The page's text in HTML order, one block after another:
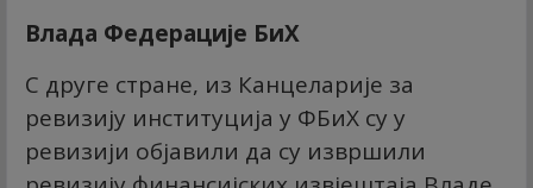
Влада Федерације БиХ
С друге стране, из Канцеларије за
ревизију институција у ФБиХ су у
ревизији објавили да су извршили